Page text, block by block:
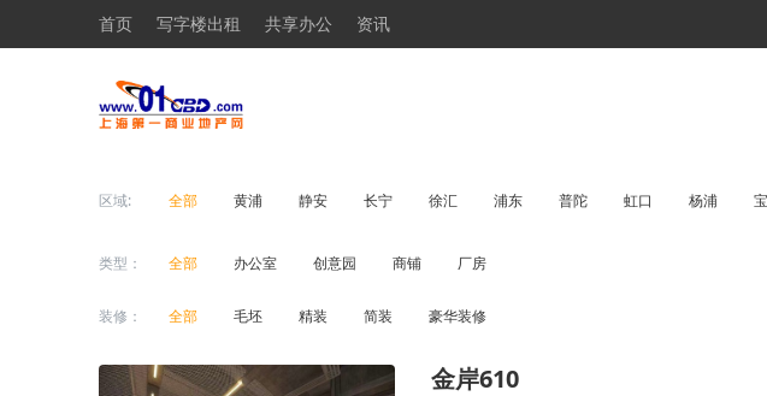
首页 写字楼出租 共享办公 资讯
区域: 全部 黄浦 静安 长宁 徐汇 浦东 普陀 虹口 杨浦
类型： 全部 办公室 创意园 商铺 厂房
装修： 全部 毛坯 精装 简装 豪华装修
金岸610